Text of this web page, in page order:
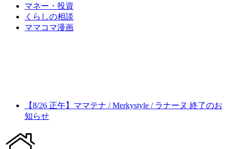
マネー・投資
くらしの相談
ママコマ漫画
【8/26 正午】ママテナ / Merkystyle / ラナーヌ 終了のお
知らせ